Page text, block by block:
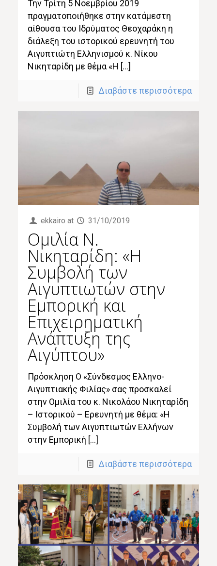
Την Τρίτη 5 Νοεμβρίου 2019
πραγματοποιήθηκε στην κατάμεστη
αίθουσα του Ιδρύματος Θεοχαράκη η
διάλεξη του ιστορικού ερευνητή του
Αιγυπτιώτη Ελληνισμού κ. Νίκου
Νικηταρίδη με θέμα «Η […]
Διαβάστε περισσότερα
ekkairo at 31/10/2019
Ομιλία Ν.
Νικηταρίδη: «Η
Συμβολή των
Αιγυπτιωτών στην
Εμπορική και
Επιχειρηματική
Ανάπτυξη της
Αιγύπτου»
Πρόσκληση Ο «Σύνδεσμος Ελληνο-
Αιγυπτιακής Φιλίας» σας προσκαλεί
στην Ομιλία του κ. Νικολάου Νικηταρίδη
– Ιστορικού – Ερευνητή με θέμα: «Η
Συμβολή των Αιγυπτιωτών Ελλήνων
στην Εμπορική […]
Διαβάστε περισσότερα